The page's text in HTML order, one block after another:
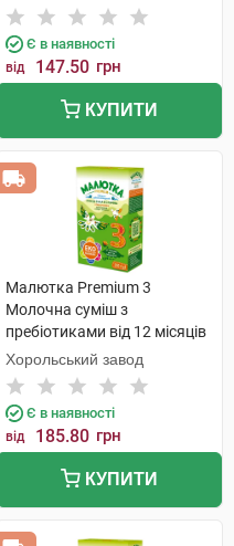
Є в наявності
від 147.50 грн
КУПИТИ
Малютка Premium 3
Молочна суміш з
пребіотиками від 12 місяців
350 г 1 коробка
Хорольський завод
Є в наявності
від 185.80 грн
КУПИТИ